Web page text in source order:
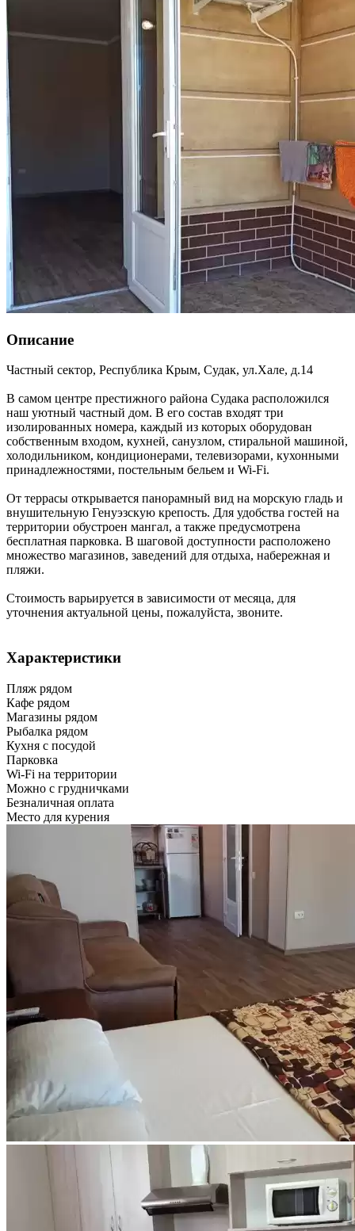
Описание
Частный сектор, Республика Крым, Судак, ул.Хале, д.14
В самом центре престижного района Судака расположился
наш уютный частный дом. В его состав входят три
изолированных номера, каждый из которых оборудован
собственным входом, кухней, санузлом, стиральной машиной,
холодильником, кондиционерами, телевизорами, кухонными
принадлежностями, постельным бельем и Wi-Fi.
От террасы открывается панорамный вид на морскую гладь и
внушительную Генуэзскую крепость. Для удобства гостей на
территории обустроен мангал, а также предусмотрена
бесплатная парковка. В шаговой доступности расположено
множество магазинов, заведений для отдыха, набережная и
пляжи.
Стоимость варьируется в зависимости от месяца, для
уточнения актуальной цены, пожалуйста, звоните.
Характеристики
Пляж рядом
Кафе рядом
Магазины рядом
Рыбалка рядом
Кухня с посудой
Парковка
Wi-Fi на территории
Можно с грудничками
Безналичная оплата
Место для курения